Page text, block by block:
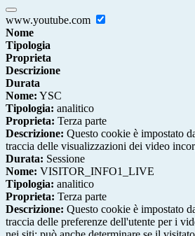
www.youtube.com
Nome
Tipologia
Proprieta
Descrizione
Durata
Nome: YSC
Tipologia: analitico
Proprieta: Terza parte
Descrizione: Questo cookie è impostato
traccia delle visualizzazioni dei video
Durata: Sessione
Nome: VISITOR_INFO1_LIVE
Tipologia: analitico
Proprieta: Terza parte
Descrizione: Questo cookie è impostato
traccia delle preferenze dell'utente per i